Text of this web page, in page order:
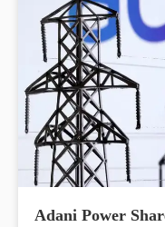
Adani Power